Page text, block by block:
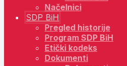
Načelnici
SDP BiH
Pregled historije
Program SDP BiH
Etički kodeks
Dokumenti